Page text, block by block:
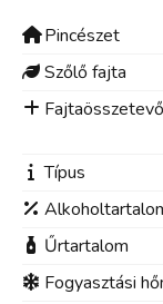
Pincészet
Szőlő fajta
Típus
Űrtartalom
Fogyasztási